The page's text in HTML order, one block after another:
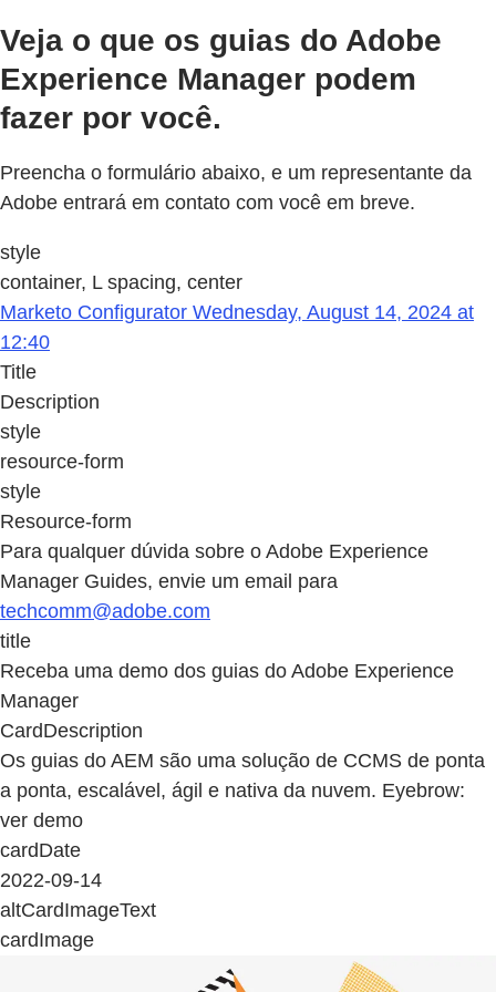
Veja o que os guias do Adobe
Experience Manager podem
fazer por você.
Preencha o formulário abaixo, e um representante da
Adobe entrará em contato com você em breve.
style
container, L spacing, center
Marketo Configurator Wednesday, August 14, 2024 at
12:40
Title
Description
style
resource-form
style
Resource-form
Para qualquer dúvida sobre o Adobe Experience
Manager Guides, envie um email para
techcomm@adobe.com
title
Receba uma demo dos guias do Adobe Experience
Manager
CardDescription
Os guias do AEM são uma solução de CCMS de ponta
a ponta, escalável, ágil e nativa da nuvem. Eyebrow:
ver demo
cardDate
2022-09-14
altCardImageText
cardImage